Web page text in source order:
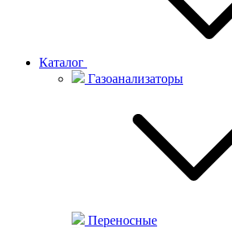
Каталог
Газоанализаторы
Переносные